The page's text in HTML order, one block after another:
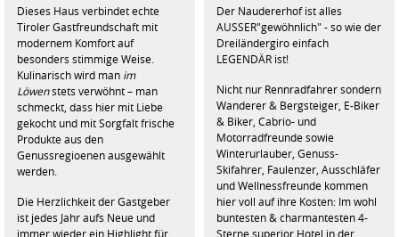
Dieses Haus verbindet echte
Tiroler Gastfreundschaft mit
modernem Komfort auf
besonders stimmige Weise.
Kulinarisch wird man im
Löwenstets verwöhnt – man
schmeckt, dass hier mit Liebe
gekocht und mit Sorgfalt frische
Produkte aus den
Genussregioenen ausgewählt
werden.
Die Herzlichkeit der Gastgeber
ist jedes Jahr aufs Neue und
immer wieder ein Highlight für
Der Naudererhof ist alles
AUSSER"gewöhnlich" - so wie der
Dreiländergiro einfach
LEGENDÄR ist!
Nicht nur Rennradfahrer sondern
Wanderer & Bergsteiger, E-Biker
& Biker, Cabrio- und
Motorradfreunde sowie
Winterurlauber, Genuss-
Skifahrer, Faulenzer, Ausschläfer
und Wellnessfreunde kommen
hier voll auf ihre Kosten: Im wohl
buntesten & charmantesten 4-
Sterne superior Hotel in der